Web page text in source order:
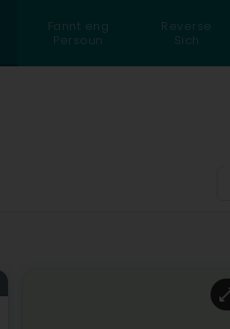
Fannt eng
Persoun
Reverse
Sich